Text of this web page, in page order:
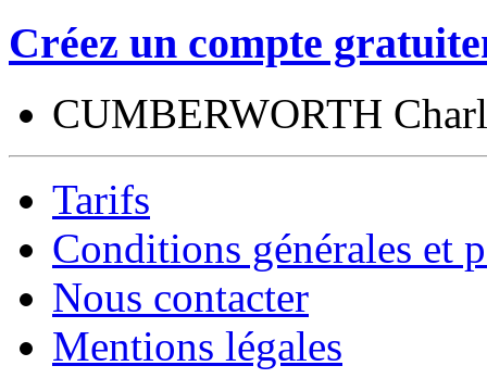
Créez un compte
CUMBERWORTH
Tarifs
Conditions générales et
Nous contacter
Mentions légales